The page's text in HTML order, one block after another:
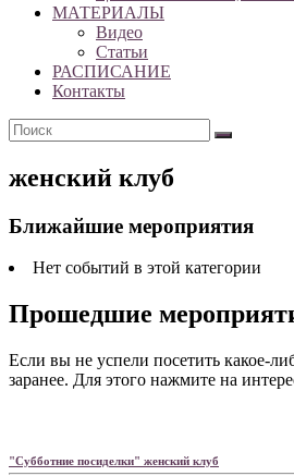
МАТЕРИАЛЫ
Видео
Статьи
РАСПИСАНИЕ
Контакты
женский клуб
Ближайшие мероприятия
Нет событий в этой категории
Прошедшие
Если вы не успели посетить какое-
заранее. Для этого нажмите на
"Субботние посиделки" женский клуб